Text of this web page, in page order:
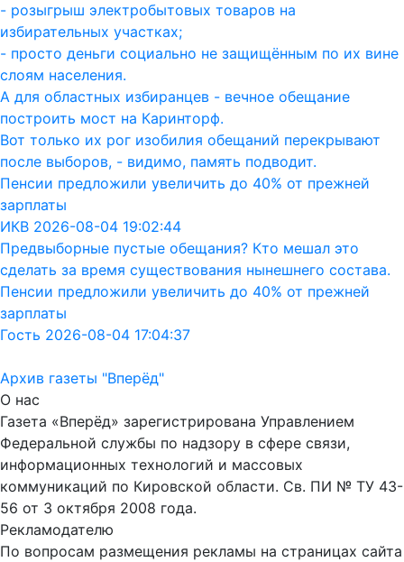
- розыгрыш электробытовых товаров на
избирательных участках;
- просто деньги социально не защищённым по их вине
слоям населения.
А для областных избиранцев - вечное обещание
построить мост на Каринторф.
Вот только их рог изобилия обещаний перекрывают
после выборов, - видимо, память подводит.
Пенсии предложили увеличить до 40% от прежней
зарплаты
ИКВ 2026-08-04 19:02:44
Предвыборные пустые обещания? Кто мешал это
сделать за время существования нынешнего состава.
Пенсии предложили увеличить до 40% от прежней
зарплаты
Гость 2026-08-04 17:04:37
Архив газеты "Вперёд"
О нас
Газета «Вперёд» зарегистрирована Управлением
Федеральной службы по надзору в сфере связи,
информационных технологий и массовых
коммуникаций по Кировской области. Св. ПИ № ТУ 43-
56 от 3 октября 2008 года.
Рекламодателю
По вопросам размещения рекламы на страницах сайта